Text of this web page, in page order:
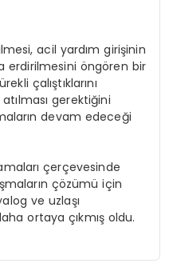
acil yardım girişinin
erdirilmesini öngören bir
çalıştıklarını
gerektiğini
devam edeceği
çerçevesinde
çözümü için
ve uzlaşı
ortaya çıkmış oldu.